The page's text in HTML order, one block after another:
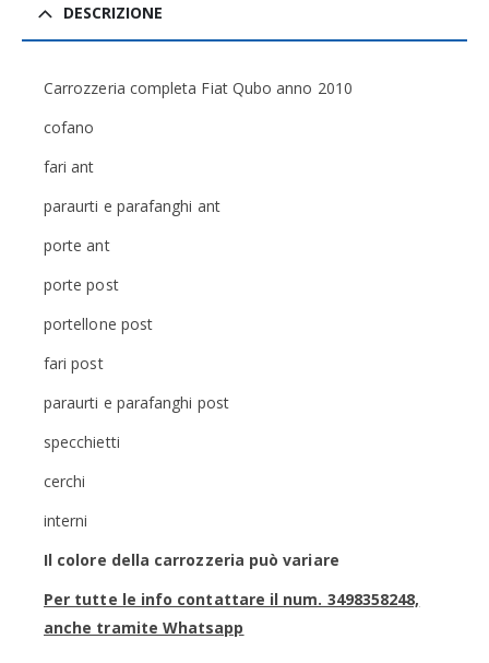
DESCRIZIONE
Carrozzeria completa Fiat Qubo anno 2010
cofano
fari ant
paraurti e parafanghi ant
porte ant
porte post
portellone post
fari post
paraurti e parafanghi post
specchietti
cerchi
interni
Il colore della carrozzeria può variare
Per tutte le info contattare il num. 3498358248,
anche tramite Whatsapp